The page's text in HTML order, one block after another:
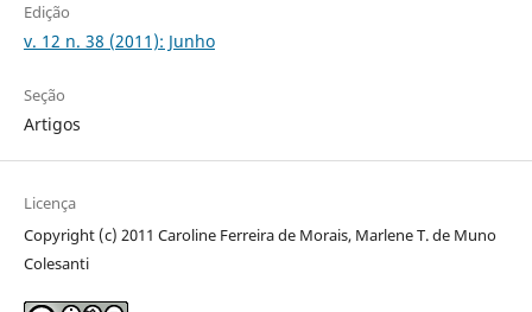
Edição
v. 12 n. 38 (2011): Junho
Seção
Artigos
Licença
Copyright (c) 2011 Caroline Ferreira de Morais, Marlene T. de Muno
Colesanti